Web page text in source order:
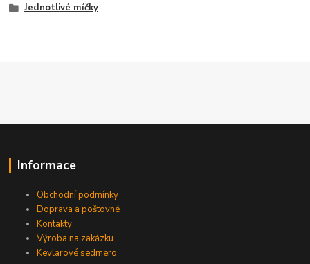
Jednotlivé míčky
Informace
Obchodní podmínky
Doprava a poštovné
Kontakty
Výroba na zakázku
Kevlarové sedmero